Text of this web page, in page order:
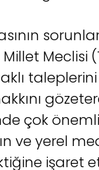
Meclisi
çok
ve yerel
işaret